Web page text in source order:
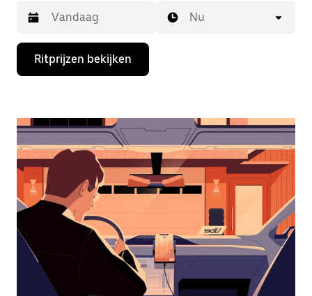
Druk
de
de
te
openen
een
datum
te
selecteren.
Druk
Escape
Nu
Ritprijzen bekijken